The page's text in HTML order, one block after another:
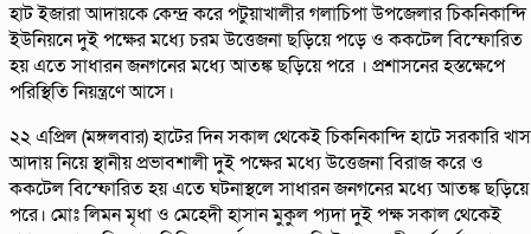
হাট ইজারা আদায়কে কেন্দ্র করে পটুয়াখালীর গলাচিপা উপজেলার চিকনিকান্দি
ইউনিয়নে দুই পক্ষের মধ্যে চরম উত্তেজনা ছড়িয়ে পড়ে ও ককটেল বিস্ফোরিত
হয় এতে সাধারন জনগনের মধ্যে আতঙ্ক ছড়িয়ে পরে । প্রশাসনের হস্তক্ষেপে
পরিস্থিতি নিয়ন্ত্রণে আসে।
২২ এপ্রিল (মঙ্গলবার) হাটের দিন সকাল থেকেই চিকনিকান্দি হাটে সরকারি খাস
আদায় নিয়ে স্থানীয় প্রভাবশালী দুই পক্ষের মধ্যে উত্তেজনা বিরাজ করে ও
ককটেল বিস্ফোরিত হয় এতে ঘটনাস্থলে সাধারন জনগনের মধ্যে আতঙ্ক ছড়িয়ে
পরে। মোঃ লিমন মৃধা ও মেহেদী হাসান মুকুল প্যদা দুই পক্ষ সকাল থেকেই